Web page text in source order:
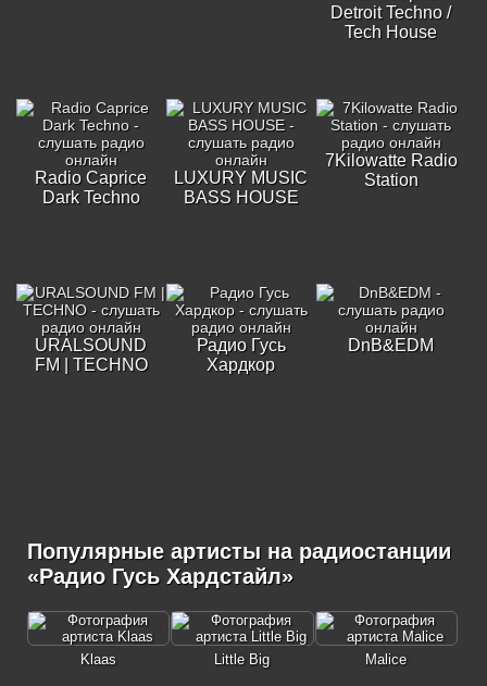
Detroit Techno /
Tech House
Radio Caprice
Dark Techno
LUXURY MUSIC
BASS HOUSE
7Kilowatte Radio
Station
URALSOUND
FM | TECHNO
Радио Гусь
Хардкор
DnB&EDM
Популярные артисты на радиостанции
«Радио Гусь Хардстайл»
Klaas Little Big Malice